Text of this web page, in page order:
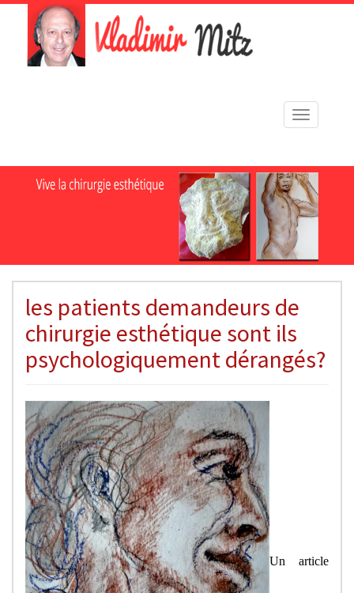
Toggle
navigation
les patients demandeurs de
chirurgie esthétique sont ils
psychologiquement dérangés?
Un article